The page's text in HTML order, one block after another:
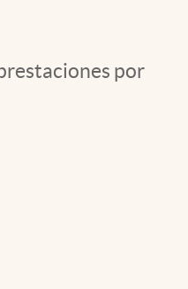
por